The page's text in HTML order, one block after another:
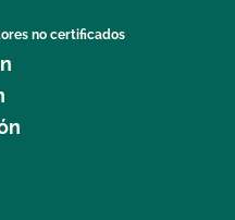
no certificados